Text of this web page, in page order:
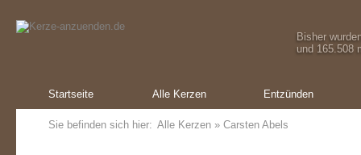
Bisher
und 165.508
Startseite Alle Kerzen Entzünden
Sie befinden sich hier: Alle Kerzen » Carsten Abels